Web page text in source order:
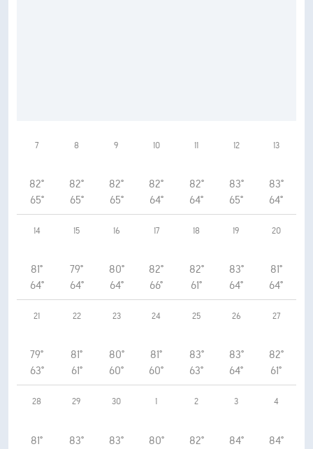
7
82°
65°
8
82°
65°
9
82°
65°
10
82°
64°
11
82°
64°
12
83°
65°
13
83°
64°
14
81°
64°
15
79°
64°
16
80°
64°
17
82°
66°
18
82°
61°
19
83°
64°
20
81°
64°
21
79°
63°
22
81°
61°
23
80°
60°
24
81°
60°
25
83°
63°
26
83°
64°
27
82°
61°
28
81°
29
83°
30
83°
1
80°
2
82°
3
84°
4
84°